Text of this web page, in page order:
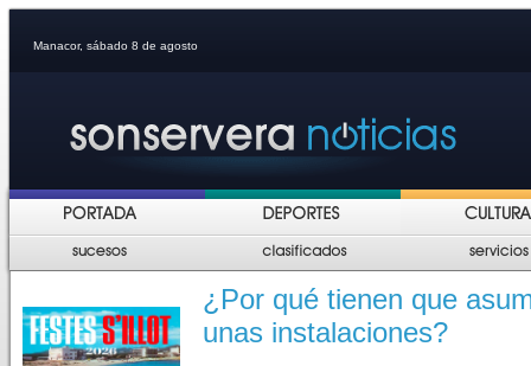
Manacor, sábado 8 de agosto
¿Por qué tienen que
unas instalaciones?